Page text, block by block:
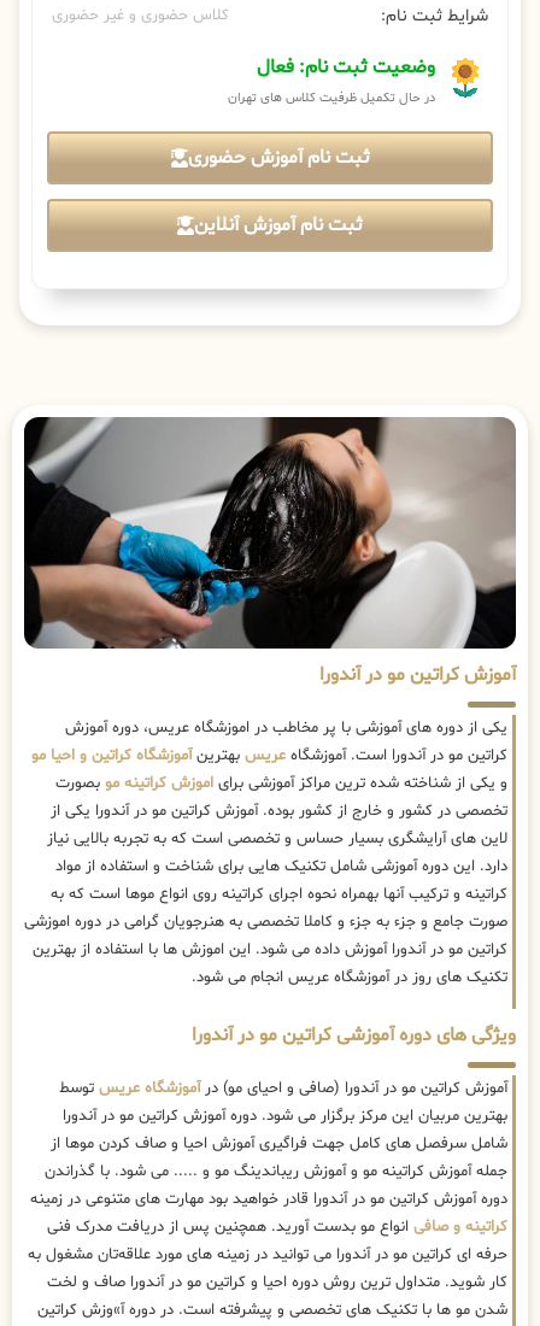
شرایط ثبت نام: کلاس حضوری و غیر حضوری
وضعیت ثبت نام: فعال
در حال تکمیل ظرفیت کلاس های تهران
ثبت نام آموزش حضوری
ثبت نام آموزش آنلاین
آموزش کراتین مو در آندورا
یکی از دوره های آموزشی با پر مخاطب در اموزشگاه عریس، دوره آموزش
کراتین مو در آندورا است. آموزشگاه عریس بهترینآموزشگاه کراتین و احیا مو
و یکی از شناخته شده ترین مراکز آموزشی برای اموزش کراتینه مو بصورت
تخصصی در کشور و خارج از کشور بوده. آموزش کراتین مو در آندورا یکی از
لاین های آرایشگری بسیار حساس و تخصصی است که به تجربه بالایی نیاز
دارد. این دوره آموزشی شامل تکنیک هایی برای شناخت و استفاده از مواد
کراتینه و ترکیب آنها بهمراه نحوه اجرای کراتینه روی انواع موها است که به
صورت جامع و جزء به جزء و کاملا تخصصی به هنرجویان گرامی در دوره اموزشی
کراتین مو در آندورا آموزش داده می شود. این اموزش ها با استفاده از بهترین
تکنیک های روز در آموزشگاه عریس انجام می شود.
ویژگی های دوره آموزشی کراتین مو در آندورا
آموزش کراتین مو در آندورا (صافی و احیای مو) درآموزشگاه عریس توسط
بهترین مربیان این مرکز برگزار می شود. دوره آموزش کراتین مو در آندورا
شامل سرفصل های کامل جهت فراگیری آموزش احیا و صاف کردن موها از
جمله آموزش کراتینه مو و آموزش ریباندینگ مو و ..... می شود. با گذراندن
دوره آموزش کراتین مو در آندورا قادر خواهید بود مهارت های متنوعی در زمینه
کراتینه و صافی انواع مو بدست آورید. همچنین پس از دریافت مدرک فنی
حرفه ای کراتین مو در آندورا می توانید در زمینه های مورد علاقه‌تان مشغول به
کار شوید. متداول ترین روش دوره احیا و کراتین مو در آندورا صاف و لخت
شدن مو ها با تکنیک های تخصصی و پیشرفته است. در دوره آ»وزش کراتین